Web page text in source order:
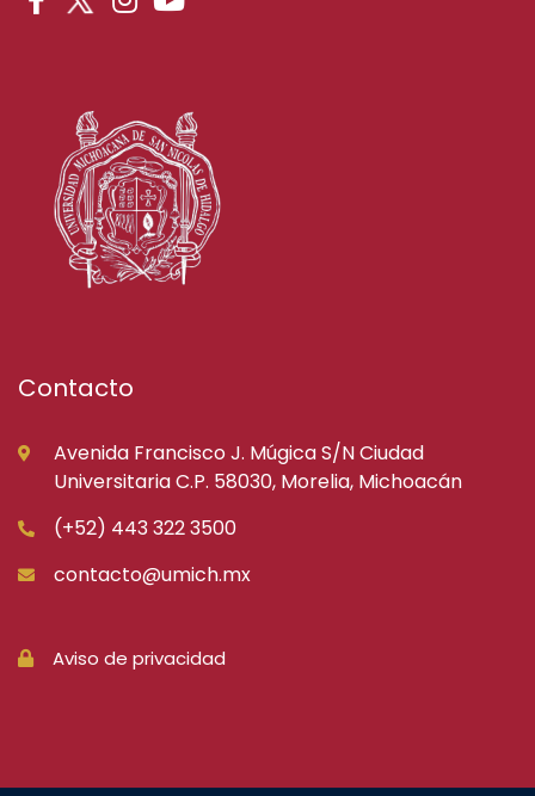
Contacto
Avenida Francisco J. Múgica S/N Ciudad
Universitaria C.P. 58030, Morelia, Michoacán
(+52) 443 322 3500
contacto@umich.mx
Aviso de privacidad